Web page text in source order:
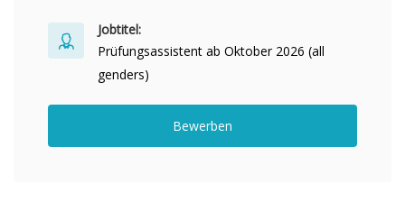
Jobtitel:
Prüfungsassistent ab Oktober 2026 (all
genders)
Bewerben